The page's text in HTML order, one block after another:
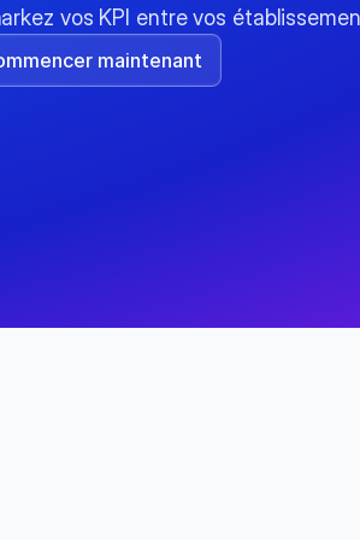
vos KPI entre vos
maintenant